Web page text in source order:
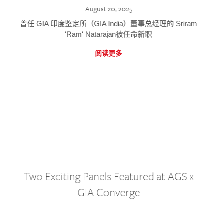
August 20, 2025
曾任 GIA 印度鉴定所（GIA India）董事总经理的 Sriram
'Ram' Natarajan被任命新职
阅读更多
Two Exciting Panels Featured at AGS x
GIA Converge